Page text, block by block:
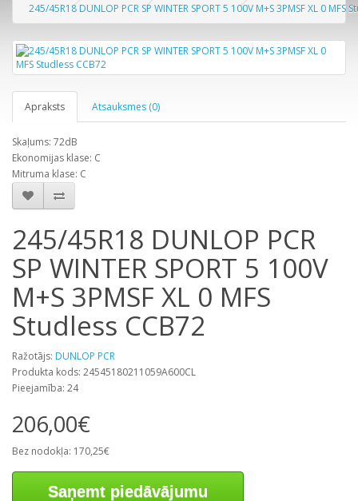
245/45R18 DUNLOP PCR SP WINTER SPORT 5 100V M+S 3PMSF XL 0 MFS
Apraksts Atsauksmes (0)
Skaļums: 72dB
Ekonomijas klase: C
Mitruma klase: C
245/45R18 DUNLOP PCR
SP WINTER SPORT 5 100V
M+S 3PMSF XL 0 MFS
Studless CCB72
Ražotājs: DUNLOP PCR
Produkta kods: 24545180211059A600CL
Pieejamība: 24
206,00€
Bez nodokļa: 170,25€
Saņemt piedāvājumu